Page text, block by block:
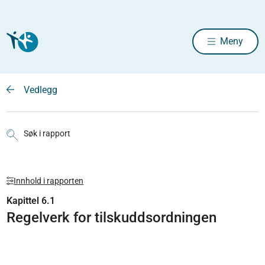
Meny
Vedlegg
Søk i rapport
Innhold i rapporten
Kapittel 6.1
Regelverk for tilskuddsordningen